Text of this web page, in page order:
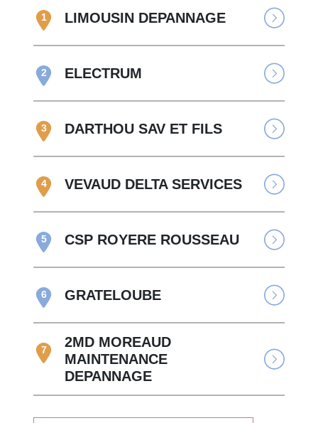
1 LIMOUSIN DEPANNAGE
2 ELECTRUM
3 DARTHOU SAV ET FILS
4 VEVAUD DELTA SERVICES
5 CSP ROYERE ROUSSEAU
6 GRATELOUBE
7
2MD MOREAUD
MAINTENANCE
DEPANNAGE